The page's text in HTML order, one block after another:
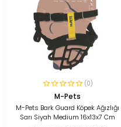
(0)
M-Pets
M-Pets Bark Guard Köpek Ağızlığı
Sarı Siyah Medium 16x13x7 Cm